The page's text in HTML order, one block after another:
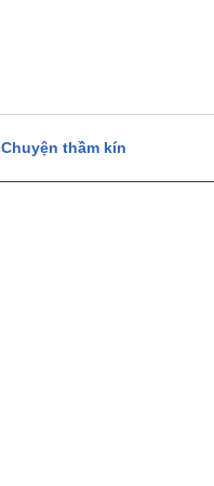
Chuyện thầm kín